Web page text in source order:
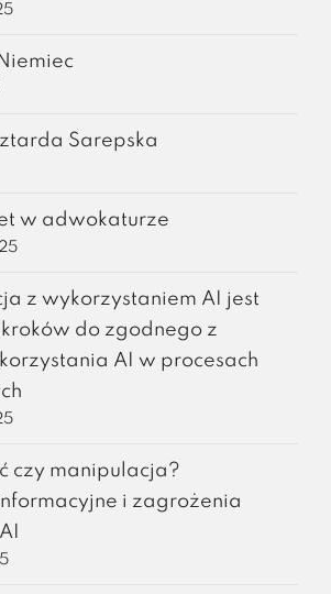
Sarepska
w adwokaturze
z wykorzystaniem AI jest
kroków do zgodnego z
AI w procesach
czy manipulacja?
i zagrożenia